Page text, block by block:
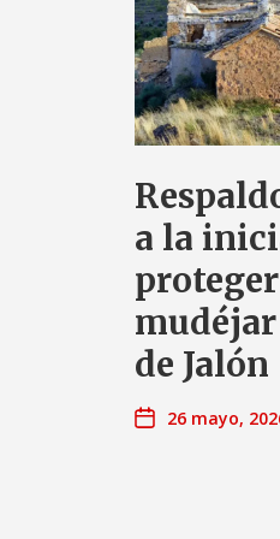
a la
de Jalón
26 mayo,